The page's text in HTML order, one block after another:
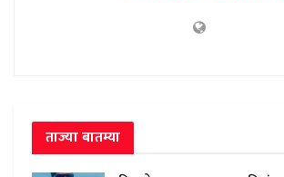
ताज्या बातम्या